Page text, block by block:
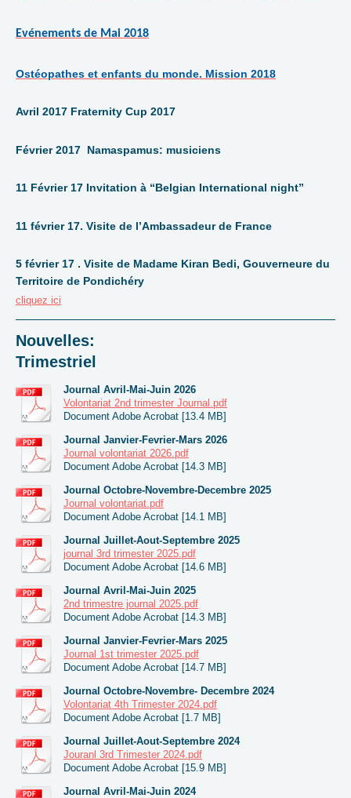
Evénements de Mai 2018
Ostéopathes et enfants du monde. Mission 2018
Avril 2017 Fraternity Cup 2017
Février 2017 Namaspamus: musiciens
11 Février 17 Invitation à “Belgian International night”
11 février 17. Visite de l’Ambassadeur de France
5 février 17 . Visite de Madame Kiran Bedi, Gouverneure du
Territoire de Pondichéry
cliquez ici
Nouvelles:
Trimestriel
Journal Avril-Mai-Juin 2026
Volontariat 2nd trimester Journal.pdf
Document Adobe Acrobat [13.4 MB]
Journal Janvier-Fevrier-Mars 2026
Journal volontariat 2026.pdf
Document Adobe Acrobat [14.3 MB]
Journal Octobre-Novembre-Decembre 2025
Journal volontariat.pdf
Document Adobe Acrobat [14.1 MB]
Journal Juillet-Aout-Septembre 2025
journal 3rd trimester 2025.pdf
Document Adobe Acrobat [14.6 MB]
Journal Avril-Mai-Juin 2025
2nd trimestre journal 2025.pdf
Document Adobe Acrobat [14.3 MB]
Journal Janvier-Fevrier-Mars 2025
Journal 1st trimester 2025.pdf
Document Adobe Acrobat [14.7 MB]
Journal Octobre-Novembre- Decembre 2024
Volontariat 4th Trimester 2024.pdf
Document Adobe Acrobat [1.7 MB]
Journal Juillet-Aout-Septembre 2024
Jouranl 3rd Trimester 2024.pdf
Document Adobe Acrobat [15.9 MB]
Journal Avril-Mai-Juin 2024